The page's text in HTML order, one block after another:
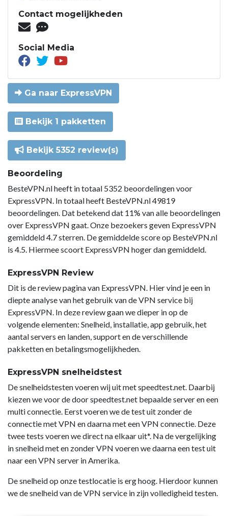
Contact mogelijkheden
Social Media
Ga naar ExpressVPN
Bekijk 1 pakketten
Bekijk 5352 review(s)
Beoordeling
BesteVPN.nl heeft in totaal 5352 beoordelingen voor
ExpressVPN. In totaal heeft BesteVPN.nl 49819
beoordelingen. Dat betekend dat 11% van alle beoordelingen
over ExpressVPN gaat. Onze bezoekers geven ExpressVPN
gemiddeld 4.7 sterren. De gemiddelde score op BesteVPN.nl
is 4.5. Hiermee scoort ExpressVPN hoger dan gemiddeld.
ExpressVPN Review
Dit is de review pagina van ExpressVPN. Hier vind je een in
diepte analyse van het gebruik van de VPN service bij
ExpressVPN. In deze review gaan we dieper in op de
volgende elementen: Snelheid, installatie, app gebruik, het
aantal servers en landen, support en de verschillende
pakketten en betalingsmogelijkheden.
ExpressVPN snelheidstest
De snelheidstesten voeren wij uit met speedtest.net. Daarbij
kiezen we voor de door speedtest.net bepaalde server en een
multi connectie. Eerst voeren we de test uit zonder de
connectie met VPN en daarna met een VPN connectie. Deze
twee tests voeren we direct na elkaar uit*. Na de vergelijking
in snelheid met en zonder VPN voeren we daarna een test uit
naar een VPN server in Amerika.
De snelheid op onze testlocatie is erg hoog. Hierdoor kunnen
we de snelheid van de VPN service in zijn volledigheid testen.